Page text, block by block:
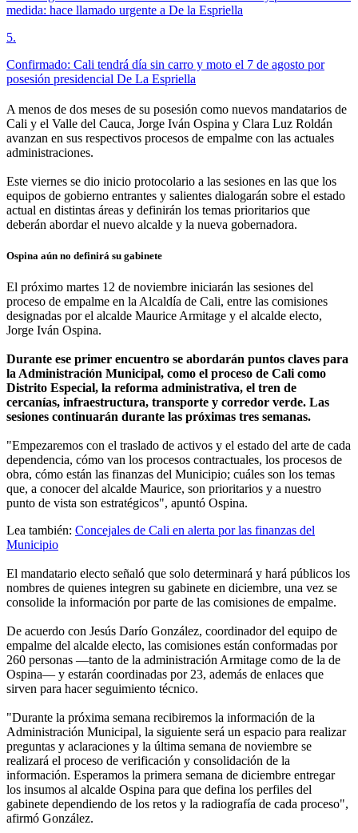
medida: hace llamado urgente a De la Espriella
5.
Confirmado: Cali tendrá día sin carro y moto el 7 de agosto por
posesión presidencial De La Espriella
A menos de dos meses de su posesión como nuevos mandatarios de
Cali y el Valle del Cauca, Jorge Iván Ospina y Clara Luz Roldán
avanzan en sus respectivos procesos de empalme con las actuales
administraciones.
Este viernes se dio inicio protocolario a las sesiones en las que los
equipos de gobierno entrantes y salientes dialogarán sobre el estado
actual en distintas áreas y definirán los temas prioritarios que
deberán abordar el nuevo alcalde y la nueva gobernadora.
Ospina aún no definirá su gabinete
El próximo martes 12 de noviembre iniciarán las sesiones del
proceso de empalme en la Alcaldía de Cali, entre las comisiones
designadas por el alcalde Maurice Armitage y el alcalde electo,
Jorge Iván Ospina.
Durante ese primer encuentro se abordarán puntos claves para
la Administración Municipal, como el proceso de Cali como
Distrito Especial, la reforma administrativa, el tren de
cercanías, infraestructura, transporte y corredor verde. Las
sesiones continuarán durante las próximas tres semanas.
"Empezaremos con el traslado de activos y el estado del arte de cada
dependencia, cómo van los procesos contractuales, los procesos de
obra, cómo están las finanzas del Municipio; cuáles son los temas
que, a conocer del alcalde Maurice, son prioritarios y a nuestro
punto de vista son estratégicos", apuntó Ospina.
Lea también: Concejales de Cali en alerta por las finanzas del
Municipio
El mandatario electo señaló que solo determinará y hará públicos los
nombres de quienes integren su gabinete en diciembre, una vez se
consolide la información por parte de las comisiones de empalme.
De acuerdo con Jesús Darío González, coordinador del equipo de
empalme del alcalde electo, las comisiones están conformadas por
260 personas —tanto de la administración Armitage como de la de
Ospina— y estarán coordinadas por 23, además de enlaces que
sirven para hacer seguimiento técnico.
"Durante la próxima semana recibiremos la información de la
Administración Municipal, la siguiente será un espacio para realizar
preguntas y aclaraciones y la última semana de noviembre se
realizará el proceso de verificación y consolidación de la
información. Esperamos la primera semana de diciembre entregar
los insumos al alcalde Ospina para que defina los perfiles del
gabinete dependiendo de los retos y la radiografía de cada proceso",
afirmó González.